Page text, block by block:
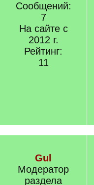
Сообщений:
7
На сайте с
2012 г.
Рейтинг:
11
Gul
Модератор
раздела